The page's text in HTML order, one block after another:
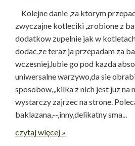
Kolejne danie ,za ktorym
zwyczajne kotleciki ,zrobione z
dodatkow zupelnie jak w
dodac,ze teraz ja przepadam za
wczesniej,lubie go pod kazda
uniwersalne warzywo,da sie
sposobow,,,kilka z nich jest juz na
wystarczy zajrzec na strone.
baklazana,--,inny,delikatny sma...
czytaj więcej »